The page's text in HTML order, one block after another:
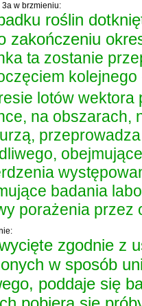
w brzmieniu:
roślin
zakończeniu
ta zostanie
lotów wektora
na obszarach,
badania
porażenia przez
zgodnie z
w sposób
poddaje się